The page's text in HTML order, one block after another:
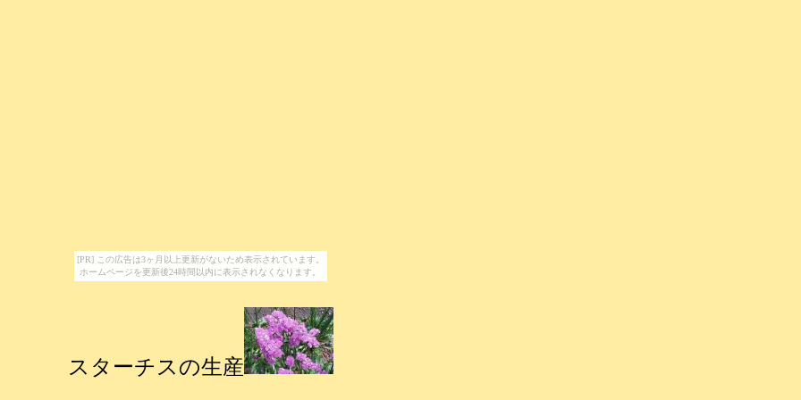
[PR] この広告は3ヶ月以上更新がないため表示されています。
ホームページを更新後24時間以内に表示されなくなります。
スターチスの生産